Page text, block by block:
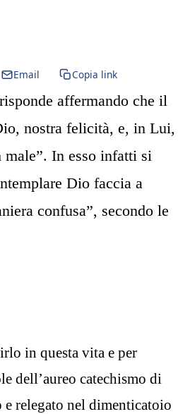
Email Copia link
affermando che il
nostra felicità, e, in Lui,
In esso infatti si
Dio faccia a
confusa”, secondo le
in questa vita e per
dell’aureo catechismo di
relegato nel dimenticatoio